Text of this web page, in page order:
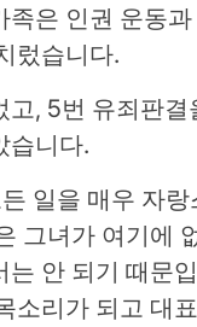
족은 인권 운동
렀습니다.
고, 5번 유죄판
습니다.
일을 매우 자
그녀가 여기에
는 안 되기 때문
소리가 되고 대